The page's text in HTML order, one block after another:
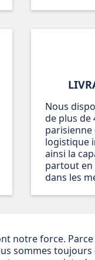
Nous
de plus de
logistique
ainsi la
partout en
dans les
notre force.
sommes